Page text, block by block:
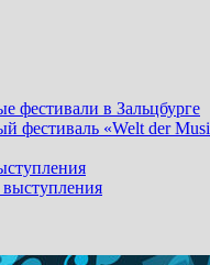
фестивали в Зальцбурге
фестиваль «Welt der